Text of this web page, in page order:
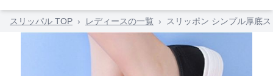
スリッパル TOP › レディースの一覧 › スリッポン シンプル厚底